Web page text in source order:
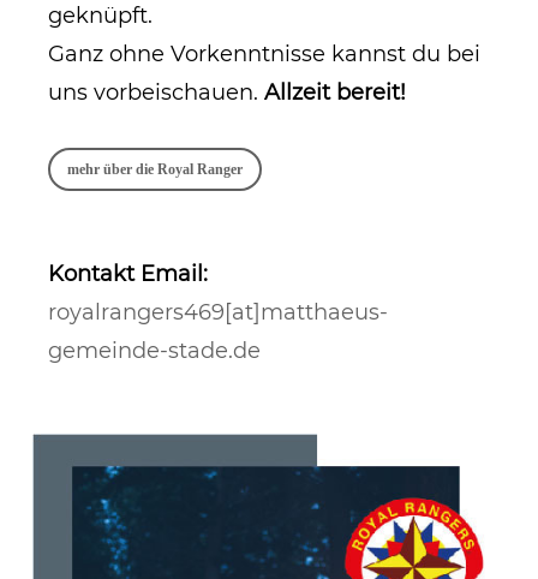
geknüpft.
Ganz ohne Vorkenntnisse kannst du bei
uns vorbeischauen.Allzeit bereit!
mehr über die Royal Ranger
Kontakt Email:
royalrangers469[at]matthaeus-
gemeinde-stade.de